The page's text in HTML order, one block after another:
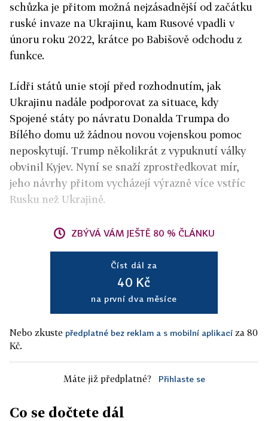
schůzka je přitom možná nejzásadnější od začátku
ruské invaze na Ukrajinu, kam Rusové vpadli v
únoru roku 2022, krátce po Babišově odchodu z
funkce.
Lídři států unie stojí před rozhodnutím, jak
Ukrajinu nadále podporovat za situace, kdy
Spojené státy po návratu Donalda Trumpa do
Bílého domu už žádnou novou vojenskou pomoc
neposkytují. Trump několikrát z vypuknutí války
obvinil Kyjev. Nyní se snaží zprostředkovat mír,
jeho návrhy přitom vycházejí výrazně více vstříc
Rusku než Ukrajině.
ZBÝVÁ VÁM JEŠTĚ 80 % ČLÁNKU
Číst dál za
40 Kč
na první dva měsíce
Nebo zkuste předplatné bez reklam a s mobilní aplikací za 80
Kč.
Máte již předplatné? Přihlaste se
Co se dočtete dál